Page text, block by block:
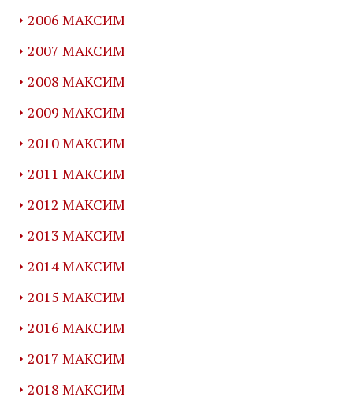
2006 МАКСИМ
2007 МАКСИМ
2008 МАКСИМ
2009 МАКСИМ
2010 МАКСИМ
2011 МАКСИМ
2012 МАКСИМ
2013 МАКСИМ
2014 МАКСИМ
2015 МАКСИМ
2016 МАКСИМ
2017 МАКСИМ
2018 МАКСИМ